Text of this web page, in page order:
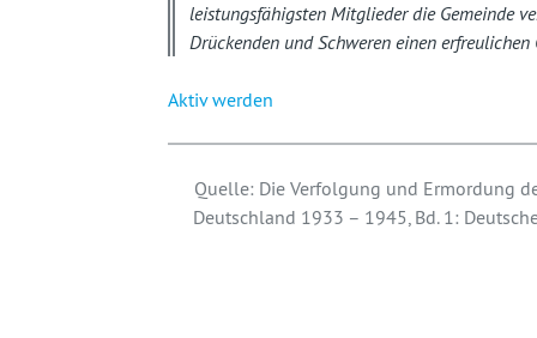
leistungsfähigsten Mitglieder die Gemeinde
Drückenden und Schweren einen
Aktiv werden
Quelle: Die Verfolgung und Ermordung
Deutschland 1933 – 1945, Bd. 1: